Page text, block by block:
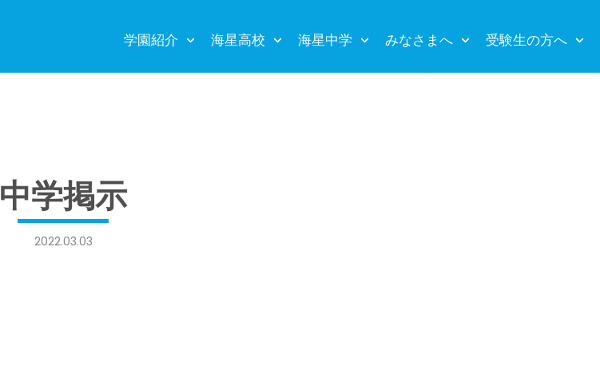
学園紹介 海星高校 海星中学 みなさまへ 受験生の方へ
中学掲示
2022.03.03